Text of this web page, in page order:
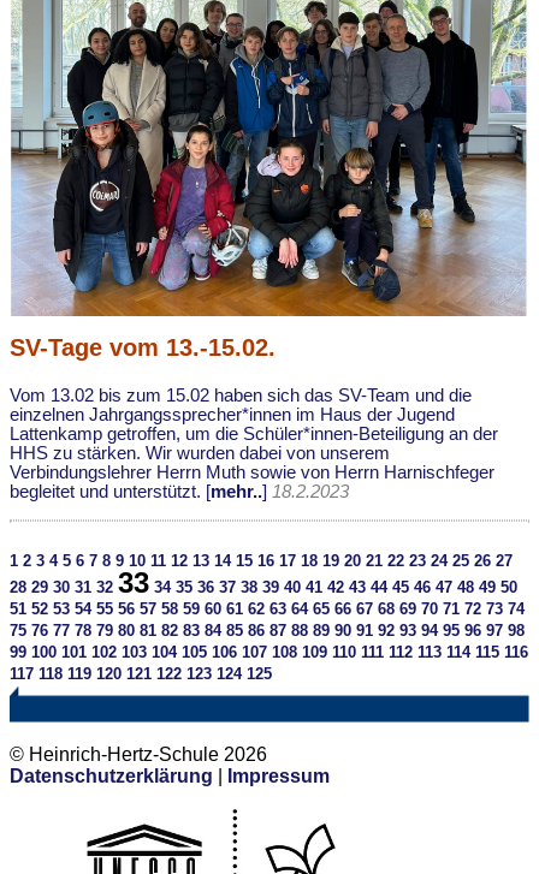
SV-Tage vom 13.-15.02.
Vom 13.02 bis zum 15.02 haben sich das SV-Team und die
einzelnen Jahrgangssprecher*innen im Haus der Jugend
Lattenkamp getroffen, um die Schüler*innen-Beteiligung an der
HHS zu stärken. Wir wurden dabei von unserem
Verbindungslehrer Herrn Muth sowie von Herrn Harnischfeger
begleitet und unterstützt. [mehr..] 18.2.2023
1 2 3 4 5 6 7 8 9 10 11 12 13 14 15 16 17 18 19 20 21 22 23 24 25 26 27
28 29 30 31 32 33 34 35 36 37 38 39 40 41 42 43 44 45 46 47 48 49 50
51 52 53 54 55 56 57 58 59 60 61 62 63 64 65 66 67 68 69 70 71 72 73 74
75 76 77 78 79 80 81 82 83 84 85 86 87 88 89 90 91 92 93 94 95 96 97 98
99 100 101 102 103 104 105 106 107 108 109 110 111 112 113 114 115 116
117 118 119 120 121 122 123 124 125
© Heinrich-Hertz-Schule 2026
Datenschutzerklärung
Impressum